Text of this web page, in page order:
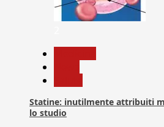
Statine: inutilmente attribuiti
lo studio